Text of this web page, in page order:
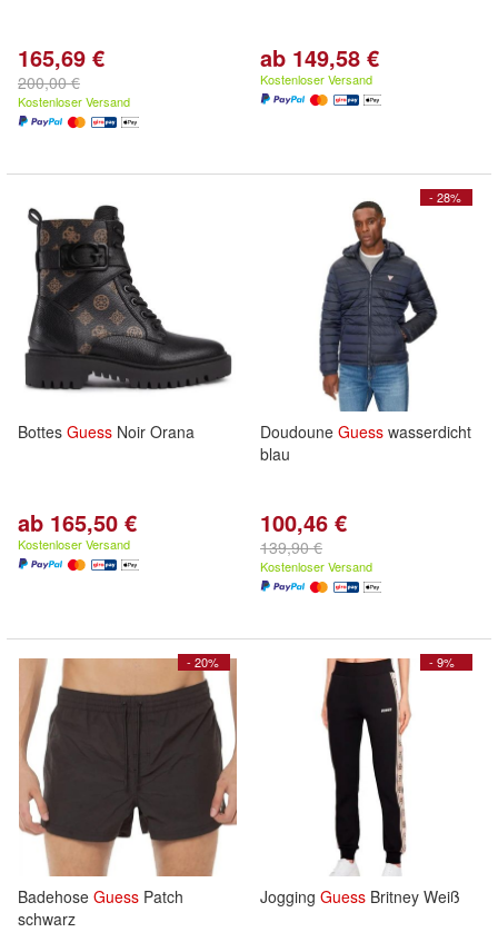
165,69 €
200,00 €
Kostenloser Versand
ab 149,58 €
Kostenloser Versand
Bottes Guess Noir Orana
ab 165,50 €
Kostenloser Versand
- 28%
Doudoune Guess wasserdicht
blau
100,46 €
139,90 €
Kostenloser Versand
- 20%
Badehose Guess Patch
schwarz
- 9%
Jogging Guess Britney Weiß